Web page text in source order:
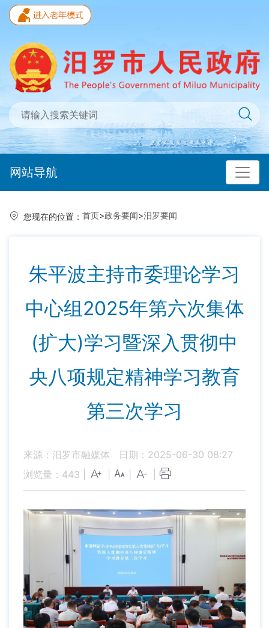
网站导航
您现在的位置： 首页>政务要闻>汨罗要闻
朱平波主持市委理论学习
中心组2025年第六次集体
(扩大)学习暨深入贯彻中
央八项规定精神学习教育
第三次学习
来源：汨罗市融媒体
日期：2025-06-30 08:27
浏览量： 443